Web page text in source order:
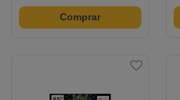
Comprar